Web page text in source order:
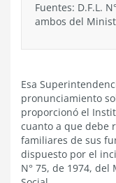
Fuentes: D.F.L.
ambos del
Esa
pronunciamiento
proporcionó el
cuanto a que debe
familiares de sus
dispuesto por el
N° 75, de 1974,